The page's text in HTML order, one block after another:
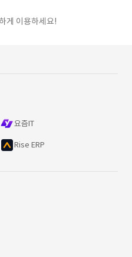
게 이용하세요!
요즘IT
Rise ERP